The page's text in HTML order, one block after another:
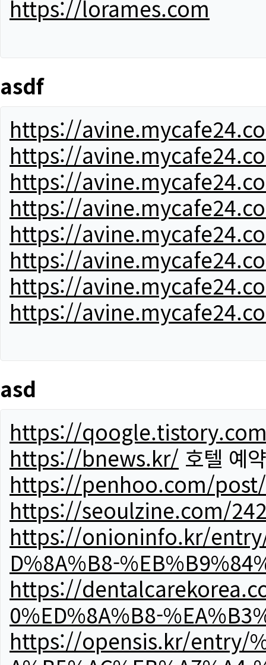
https://lorames.com
asdf
https://
https://
https://
https://
https://
https://
https://
https://
asd
https://
https://bnews.kr/ 호텔 예약
https://penhoo.com/
https://seoulzine.com/
https://onioninfo.kr/entry/
D%8A%B8-
https://
0%ED%8A%B8-
https://opensis.kr/entry/